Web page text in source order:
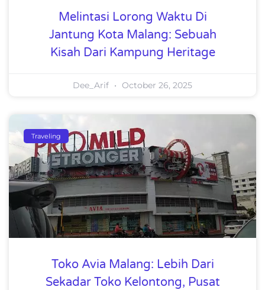
Melintasi Lorong Waktu Di
Jantung Kota Malang: Sebuah
Kisah Dari Kampung Heritage
Dee_Arif October 26, 2025
Traveling
Toko Avia Malang: Lebih Dari
Sekadar Toko Kelontong, Pusat